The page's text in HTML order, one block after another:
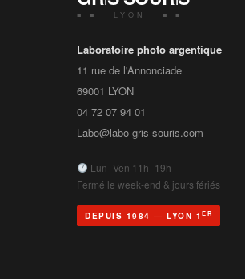
■ ■ LYON ■ ■
Laboratoire photo argentique
11 rue de l'Annonciade
69001 LYON
04 72 07 94 01
Labo@labo-gris-souris.com
Lun–Ven 11h–19h
Fermé le week-end & jours fériés
DEPUIS 1984 — LYON 1 ER